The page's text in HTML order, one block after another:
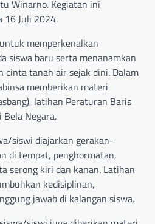
Winarno. Kegiatan ini
16 Juli 2024.
memperkenalkan
siswa baru serta menanamkan
tanah air sejak dini. Dalam
memberikan materi
latihan Peraturan Baris
Bela Negara.
siswi diajarkan gerakan-
di tempat, penghormatan,
serong kiri dan kanan. Latihan
kedisiplinan,
jawab di kalangan siswa.